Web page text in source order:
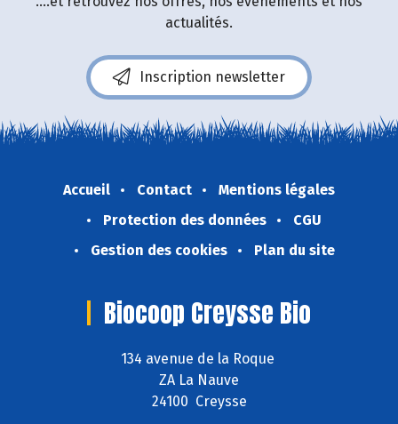
actualités.
Inscription newsletter
Accueil Contact
Mentions légales
Protection des données
CGU
Gestion des cookies
Plan du site
Biocoop Creysse Bio
134 avenue de la Roque
ZA La Nauve
24100 Creysse